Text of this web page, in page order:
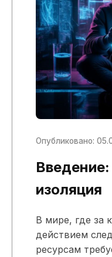
Опубликовано:
изоляция
В мире, где за
действием
ресурсам